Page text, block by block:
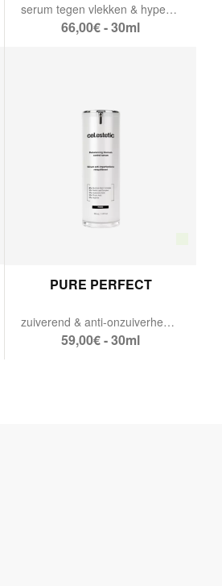
serum tegen vlekken & hyperpigmentatie.
66,00€ - 30ml
PURE PERFECT
zuiverend & anti-onzuiverheden serum.
59,00€ - 30ml